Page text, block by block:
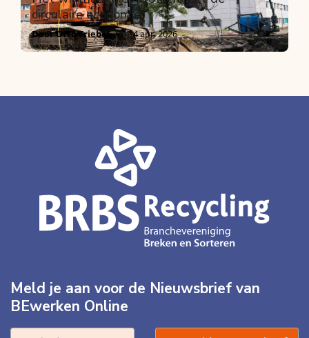
circulaire economie
Door Otto Friebel 14 apr. 2026
Meld je aan voor de Nieuwsbrief van
BEwerken Online